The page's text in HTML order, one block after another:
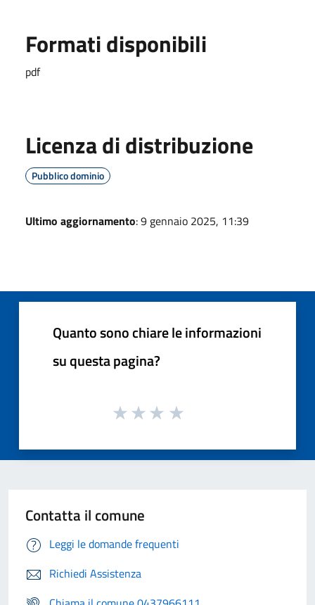
Formati disponibili
pdf
Licenza di distribuzione
Pubblico dominio
Ultimo aggiornamento: 9 gennaio 2025, 11:39
Quanto sono chiare le informazioni
su questa pagina?
Contatta il comune
Leggi le domande frequenti
Richiedi Assistenza